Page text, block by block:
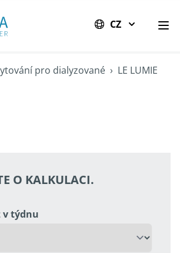
CZ
pro dialyzované › LE LUMIE
O KALKULACI.
v týdnu